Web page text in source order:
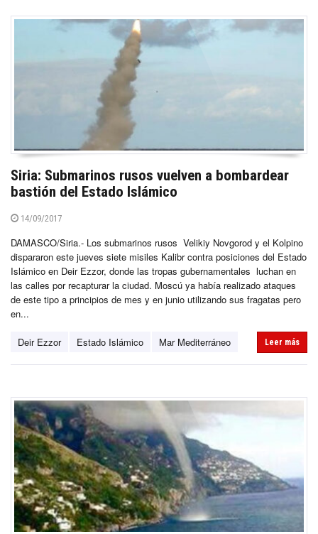
Siria: Submarinos rusos vuelven a bombardear
bastión del Estado Islámico
14/09/2017
DAMASCO/Siria.- Los submarinos rusos Velikiy Novgorod y el Kolpino
dispararon este jueves siete misiles Kalibr contra posiciones del Estado
Islámico en Deir Ezzor, donde las tropas gubernamentales luchan en
las calles por recapturar la ciudad. Moscú ya había realizado ataques
de este tipo a principios de mes y en junio utilizando sus fragatas pero
en...
Deir Ezzor Estado Islámico Mar Mediterráneo Leer más